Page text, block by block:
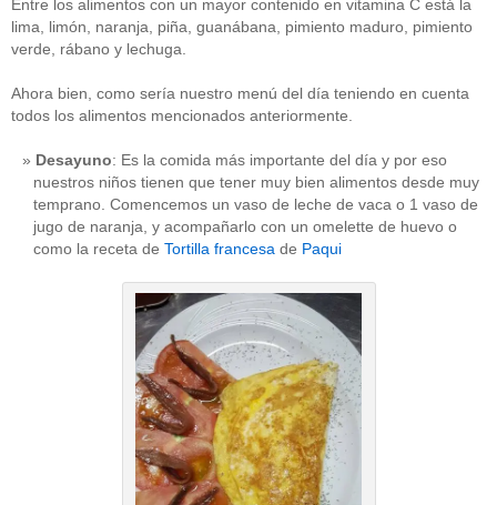
Entre los alimentos con un mayor contenido en vitamina C está la
lima, limón, naranja, piña, guanábana, pimiento maduro, pimiento
verde, rábano y lechuga.
Ahora bien, como sería nuestro menú del día teniendo en cuenta
todos los alimentos mencionados anteriormente.
Desayuno: Es la comida más importante del día y por eso
nuestros niños tienen que tener muy bien alimentos desde muy
temprano. Comencemos un vaso de leche de vaca o 1 vaso de
jugo de naranja, y acompañarlo con un omelette de huevo o
como la receta de Tortilla francesa de Paqui